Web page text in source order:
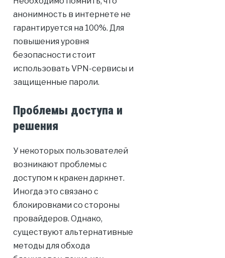
анонимность в интернете не
гарантируется на 100%. Для
повышения уровня
безопасности стоит
использовать VPN-сервисы и
защищенные пароли.
Проблемы доступа и
решения
У некоторых пользователей
возникают проблемы с
доступом к кракен даркнет.
Иногда это связано с
блокировками со стороны
провайдеров. Однако,
существуют альтернативные
методы для обхода